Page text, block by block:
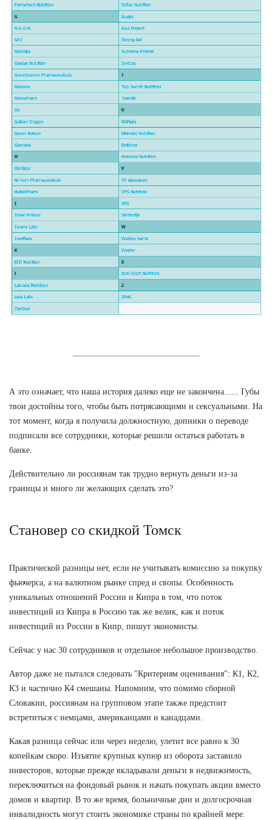
А это означает, что наша история далеко еще не закончена...... Губы
твои достойны того, чтобы быть потрясающими и сексуальными. На
тот момент, когда я получила должностную, допники о переводе
подписали все сотрудники, которые решили остаться работать в
банке.
Действительно ли россиянам так трудно вернуть деньги из-за
границы и много ли желающих сделать это?
Становер со скидкой Томск
Практической разницы нет, если не учитывать комиссию за покупку
фьючерса, а на валютном рынке спред и свопы. Особенность
уникальных отношений России и Кипра в том, что поток
инвестиций из Кипра в Россию так же велик, как и поток
инвестиций из России в Кипр, пишут экономисты.
Сейчас у нас 30 сотрудников и отдельное небольшое производство.
Автор даже не пытался следовать "Критериям оценивания": К1, К2,
К3 и частично К4 смешаны. Напомним, что помимо сборной
Словакии, россиянам на групповом этапе также предстоит
встретиться с немцами, американцами и канадцами.
Какая разница сейчас или через неделю, улетит все равно к 30
копейкам скоро. Изъятие крупных купюр из оборота заставило
инвесторов, которые прежде вкладывали деньги в недвижимость,
переключиться на фондовый рынок и начать покупать акции вместо
домов и квартир. В то же время, больничные дни и долгосрочная
инвалидность могут стоить экономике страны по крайней мере.